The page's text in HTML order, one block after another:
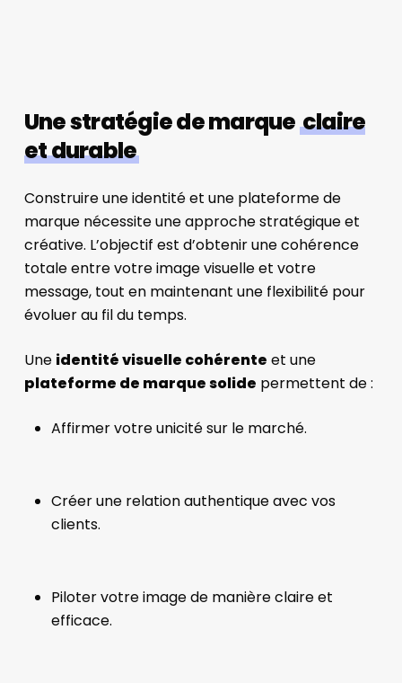
Une stratégie de marque claire
et durable
Construire une identité et une plateforme de
marque nécessite une approche stratégique et
créative. L’objectif est d’obtenir une cohérence
totale entre votre image visuelle et votre
message, tout en maintenant une flexibilité pour
évoluer au fil du temps.
Une identité visuelle cohérente et une
plateforme de marque solide permettent de :
Affirmer votre unicité sur le marché.
Créer une relation authentique avec vos
clients.
Piloter votre image de manière claire et
efficace.